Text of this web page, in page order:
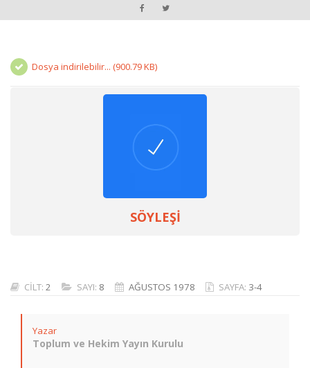
Dosya indirilebilir... (900.79 KB)
SÖYLEŞİ
CİLT: 2 SAYI: 8 AĞUSTOS 1978 SAYFA: 3-4
Yazar
Toplum ve Hekim Yayın Kurulu